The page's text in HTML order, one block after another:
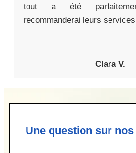
tout a été
recommanderai leurs
Clara V.
Une question sur